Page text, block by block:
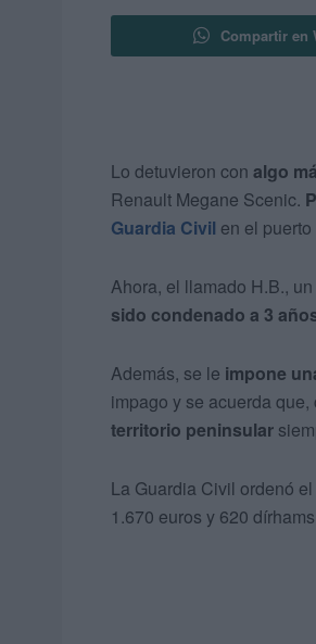
Compartir en
Lo detuvieron con algo
Renault Megane Scenic.
Guardia Civil en el
Ahora, el llamado H.B., un
sido condenado a 3
Además, se le impone
impago y se acuerda
territorio peninsular
La Guardia Civil ordenó
1.670 euros y 620